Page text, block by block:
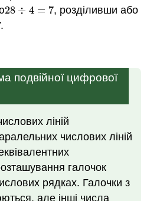
28 ÷ 4 = 7
28 ÷4 = 7
, розділивши або
.
подвійної цифрової
ліній
числових ліній
галочок
рядках. Галочки з
але інші числа